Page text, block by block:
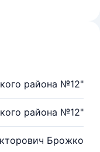
района №12"
района №12"
Брожко